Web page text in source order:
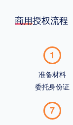
商用授权流程
1
准备材料
委托身份证
7